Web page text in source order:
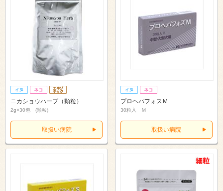
ニカショウハーブ（顆粒）
2g×30包 (顆粒)
取扱い病院
プロヘパフォスＭ
30粒入 Ｍ
取扱い病院